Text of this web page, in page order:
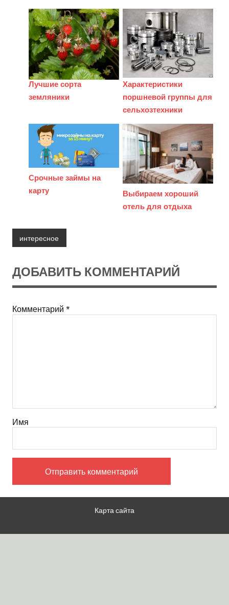
Лучшие сорта
земляники
Характеристики
поршневой группы для
сельхозтехники
Срочные займы на
карту
Выбираем хороший
отель для отдыха
интересное
ДОБАВИТЬ КОММЕНТАРИЙ
Комментарий *
Имя
Карта сайта